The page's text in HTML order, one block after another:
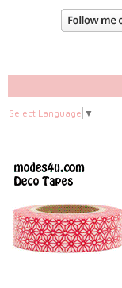
Select Language ▼